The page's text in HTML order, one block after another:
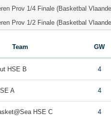
Prov 1/4 Finale (Basketbal
Prov 1/2 Finale (Basketbal
Team GW
HSE B 4
A 4
HSE C 4